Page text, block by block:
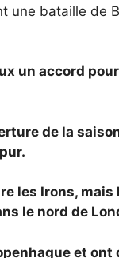
une bataille de
un accord pour
de la
les Irons,
le nord de
et ont